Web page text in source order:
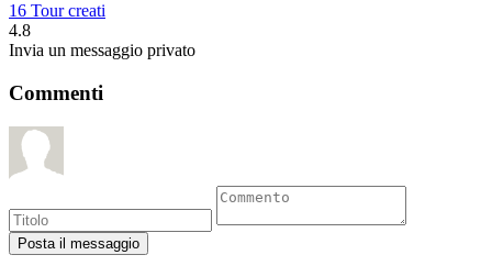
16 Tour creati
4.8
Invia un messaggio privato
Commenti